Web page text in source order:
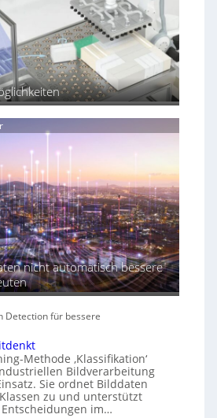
nicht automatisch bessere
Detection für bessere
Methode ‚Klassifikation‘
Bildverarbeitung
Sie ordnet Bilddaten
zu und unterstützt
im…